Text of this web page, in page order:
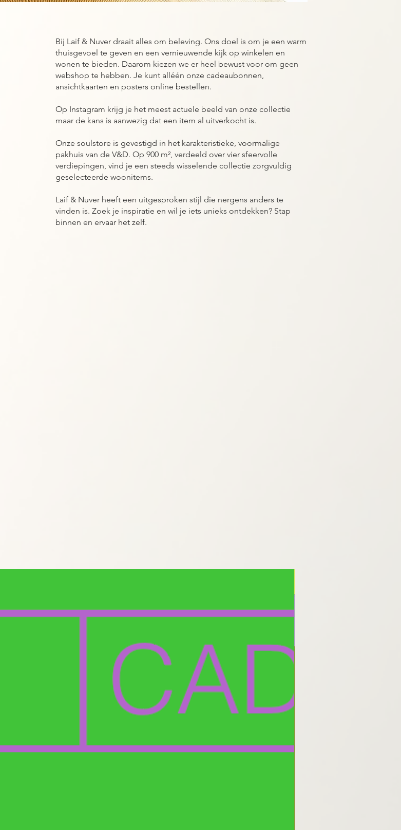
Bij Laif & Nuver draait alles om beleving. Ons doel is om je een warm
thuisgevoel te geven en een vernieuwende kijk op winkelen en
wonen te bieden. Daarom kiezen we er heel bewust voor om geen
webshop te hebben. Je kunt alléén onze cadeaubonnen,
ansichtkaarten en posters online bestellen.
Op Instagram krijg je het meest actuele beeld van onze collectie
maar de kans is aanwezig dat een item al uitverkocht is.
Onze soulstore is gevestigd in het karakteristieke, voormalige
pakhuis van de V&D. Op 900 m², verdeeld over vier sfeervolle
verdiepingen, vind je een steeds wisselende collectie zorgvuldig
geselecteerde woonitems.
Laif & Nuver heeft een uitgesproken stijl die nergens anders te
vinden is. Zoek je inspiratie en wil je iets unieks ontdekken? Stap
binnen en ervaar het zelf.